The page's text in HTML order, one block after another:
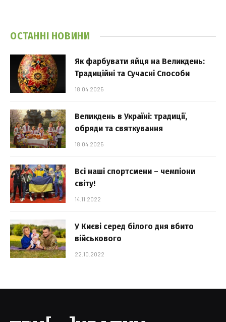
ОСТАННІ НОВИНИ
Як фарбувати яйця на Великдень:
Традиційні та Сучасні Способи
18.04.2025
Великдень в Україні: традиції,
обряди та святкування
18.04.2025
Всі наші спортсмени – чемпіони
світу!
14.11.2022
У Києві серед білого дня вбито
військового
22.10.2022